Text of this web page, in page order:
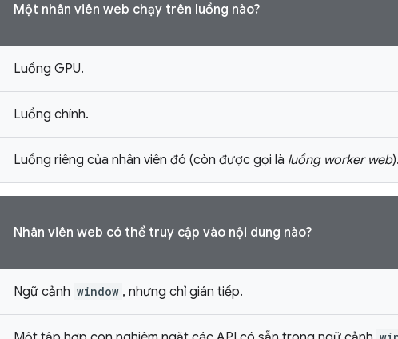
Một nhân viên web chạy trên luồng nào?
Luồng GPU.
Luồng chính.
Luồng riêng của nhân viên đó (còn được gọi là luồng worker web).
Nhân viên web có thể truy cập vào nội dung nào?
Ngữ cảnh window , nhưng chỉ gián tiếp.